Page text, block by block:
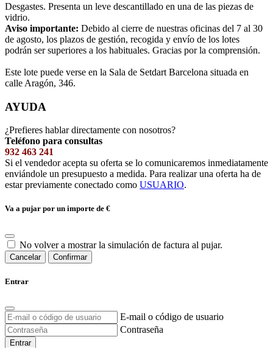
Desgastes. Presenta un leve descantillado en una de las piezas de
vidrio.
Aviso importante: Debido al cierre de nuestras oficinas del 7 al 30
de agosto, los plazos de gestión, recogida y envío de los lotes
podrán ser superiores a los habituales. Gracias por la comprensión.
Este lote puede verse en la Sala de Setdart Barcelona situada en
calle Aragón, 346.
AYUDA
¿Prefieres hablar directamente con nosotros?
Teléfono para consultas
932 463 241
Si el vendedor acepta su oferta se lo comunicaremos inmediatamente
enviándole un presupuesto a medida. Para realizar una oferta ha de
estar previamente conectado como USUARIO.
Va a pujar por un importe de €
No volver a mostrar la simulación de factura al pujar.
Cancelar Confirmar
Entrar
E-mail o código de usuario
Contraseña
Entrar